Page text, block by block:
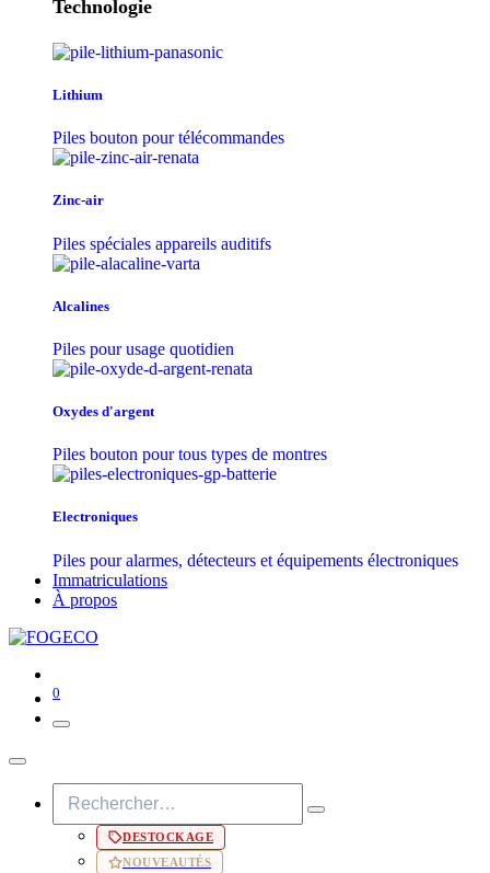
Technologie
Lithium
Piles bouton pour télécommandes
Zinc-air
Piles spéciales appareils auditifs
Alcalines
Piles pour usage quotidien
Oxydes d'argent
Piles bouton pour tous types de montres
Electroniques
Piles pour alarmes, détecteurs et équipements électroniques
Immatriculations
À propos
0
DESTOCKAGE
NOUVEAUTÉS